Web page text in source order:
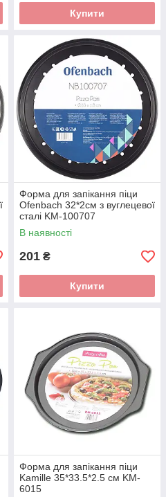
Купити
Форма для запікання піци
Ofenbach 32*2см з вуглецевої
сталі KM-100707
В наявності
201 ₴
Купити
Форма для запікання піци
Kamille 35*33.5*2.5 см KM-
6015